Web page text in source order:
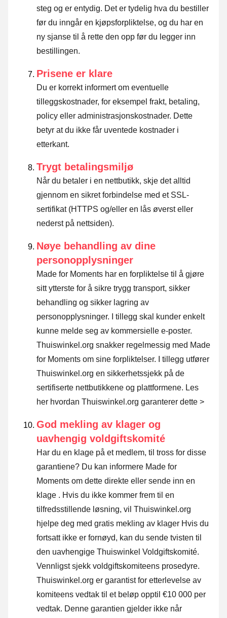
steg og er entydig. Det er tydelig hva du bestiller
før du inngår en kjøpsforpliktelse, og du har en
ny sjanse til å rette den opp før du legger inn
bestillingen.
Prisene er klare
Du er korrekt informert om eventuelle
tilleggskostnader, for eksempel frakt, betaling,
policy eller administrasjonskostnader. Dette
betyr at du ikke får uventede kostnader i
etterkant.
Trygt betalingsmiljø
Når du betaler i en nettbutikk, skje det alltid
gjennom en sikret forbindelse med et SSL-
sertifikat (HTTPS og/eller en lås øverst eller
nederst på nettsiden).
Nøye behandling av dine
personopplysninger
Made for Moments har en forpliktelse til å gjøre
sitt ytterste for å sikre trygg transport, sikker
behandling og sikker lagring av
personopplysninger. I tillegg skal kunder enkelt
kunne melde seg av kommersielle e-poster.
Thuiswinkel.org snakker regelmessig med Made
for Moments om sine forpliktelser. I tillegg utfører
Thuiswinkel.org en sikkerhetssjekk på de
sertifiserte nettbutikkene og plattformene. Les
her hvordan Thuiswinkel.org garanterer dette >
God mekling av klager og
uavhengig voldgiftskomité
Har du en klage på et medlem, til tross for disse
garantiene? Du kan informere Made for
Moments om dette direkte eller sende inn en
klage . Hvis du ikke kommer frem til en
tilfredsstillende løsning, vil Thuiswinkel.org
hjelpe deg med gratis mekling av klager Hvis du
fortsatt ikke er fornøyd, kan du sende tvisten til
den uavhengige Thuiswinkel Voldgiftskomité.
Vennligst sjekk voldgiftskomiteens prosedyre.
Thuiswinkel.org er garantist for etterlevelse av
komiteens vedtak til et beløp opptil €10 000 per
vedtak. Denne garantien gjelder ikke når